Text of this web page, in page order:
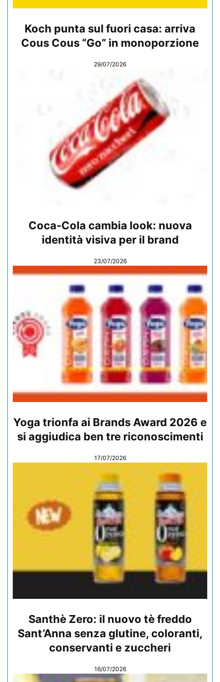
Koch punta sul fuori casa: arriva
Cous Cous “Go” in monoporzione
29/07/2026
Coca-Cola cambia look: nuova
identità visiva per il brand
23/07/2026
Yoga trionfa ai Brands Award 2026 e
si aggiudica ben tre riconoscimenti
17/07/2026
Santhè Zero: il nuovo tè freddo
Sant’Anna senza glutine, coloranti,
conservanti e zuccheri
16/07/2026